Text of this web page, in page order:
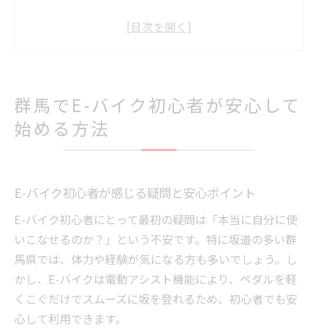
群馬のE-バイク事情と初心者の不安解消法
絶景とグルメをE-バイクで楽しむ初めての体験
E-バイク初心者が群馬で絶景を楽しむコツ
絶景ルートでE-バイク初心者が感じる質問
群馬の大自然をE-バイクで満喫するポイン
ト
初心者がE-バイクでグルメ巡りを楽しむ方
法
免許不要のE-バイクで坂道サイクリングを満喫
免許不要E-バイクの魅力と初心者の質問集
群馬でE-バイク初心者が安心して
始める方法
E-バイク初心者が感じる疑問と安心ポイント
E-バイク初心者にとって最初の疑問は「本当に自分に使
いこなせるのか？」という不安です。特に坂道の多い群
馬県では、体力や経験が気になる方も多いでしょう。し
かし、E-バイクは電動アシスト機能により、ペダルを軽
くこぐだけでスムーズに坂を登れるため、初心者でも安
心して利用できます。